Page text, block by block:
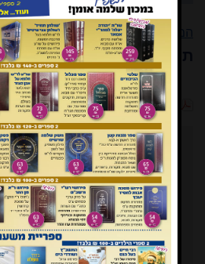
>גליון תשרי תשע"ח>
תגובות והערות
הורדת קובץ PDF
המעין
תמוז
תשפ"ו
258